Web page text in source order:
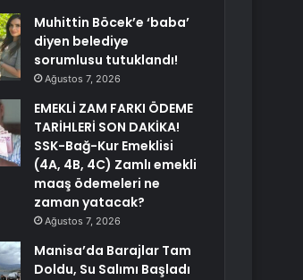
Muhittin Böcek’e ‘baba’
diyen belediye
sorumlusu tutuklandı!
Ağustos 7, 2026
EMEKLİ ZAM FARKI ÖDEME
TARİHLERİ SON DAKİKA!
SSK-Bağ-Kur Emeklisi
(4A, 4B, 4C) Zamlı emekli
maaş ödemeleri ne
zaman yatacak?
Ağustos 7, 2026
Manisa’da Barajlar Tam
Doldu, Su Salımı Başladı